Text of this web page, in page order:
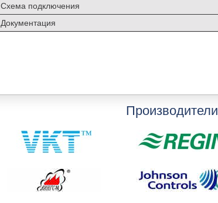
Схема подключения
Документация
Производители